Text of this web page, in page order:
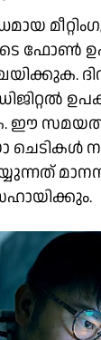
ഫോൺ
ഡിജിറ്റൽ
ഈ